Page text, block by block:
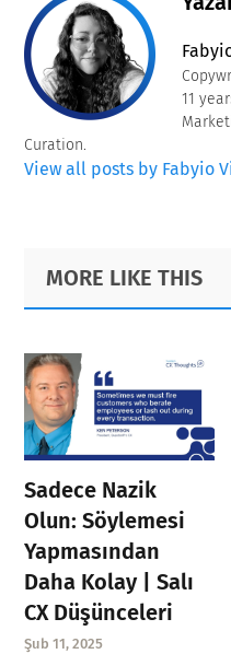
11
Curation.
View all posts by Fabyio
Primary
Sidebar
Footer
MORE LIKE THIS
Sadece Nazik
Olun: Söylemesi
Yapmasından
Daha Kolay | Salı
CX Düşünceleri
Şub 11, 2025